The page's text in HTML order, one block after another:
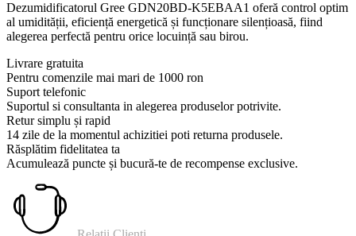
Dezumidificatorul Gree GDN20BD-K5EBAA1 oferă control optim
al umidității, eficiență energetică și funcționare silențioasă, fiind
alegerea perfectă pentru orice locuință sau birou.
Livrare gratuita
Pentru comenzile mai mari de 1000 ron
Suport telefonic
Suportul si consultanta in alegerea produselor potrivite.
Retur simplu și rapid
14 zile de la momentul achizitiei poti returna produsele.
Răsplătim fidelitatea ta
Acumulează puncte și bucură-te de recompense exclusive.